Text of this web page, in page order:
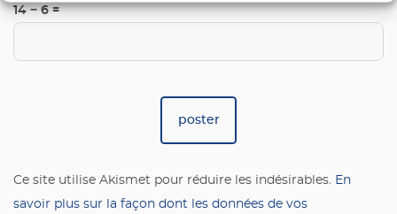
14 − 6 =
Ce site utilise Akismet pour réduire les indésirables. En
savoir plus sur la façon dont les données de vos